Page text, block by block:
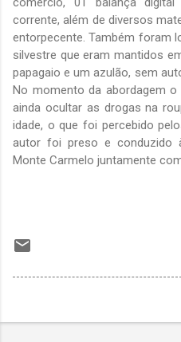
corrente, além de diversos
entorpecente. Também foram
silvestre que eram mantidos
papagaio e um azulão, sem
No momento da abordagem o
ainda ocultar as drogas na
idade, o que foi percebido
autor foi preso e conduzido
Monte Carmelo juntamente